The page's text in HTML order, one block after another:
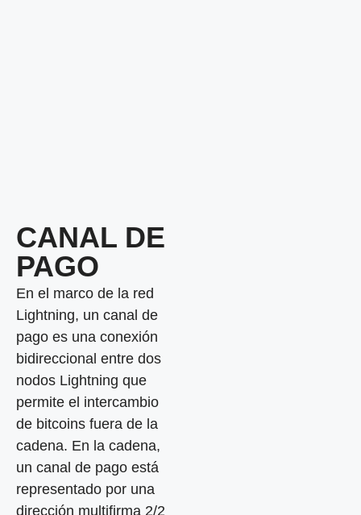
CANAL DE
PAGO
En el marco de la red
Lightning, un canal de
pago es una conexión
bidireccional entre dos
nodos Lightning que
permite el intercambio
de bitcoins fuera de la
cadena. En la cadena,
un canal de pago está
representado por una
dirección multifirma 2/2